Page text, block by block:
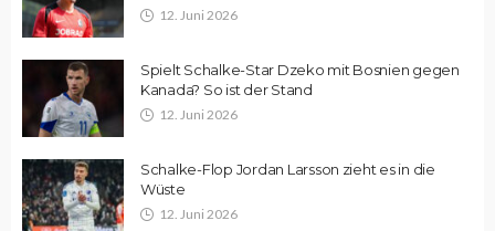
12. Juni 2026
Spielt Schalke-Star Dzeko mit Bosnien gegen
Kanada? So ist der Stand
12. Juni 2026
Schalke-Flop Jordan Larsson zieht es in die
Wüste
12. Juni 2026